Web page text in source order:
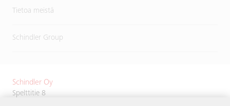
Tietoa meistä
Schindler Group
Schindler Oy
Spelttitie 8